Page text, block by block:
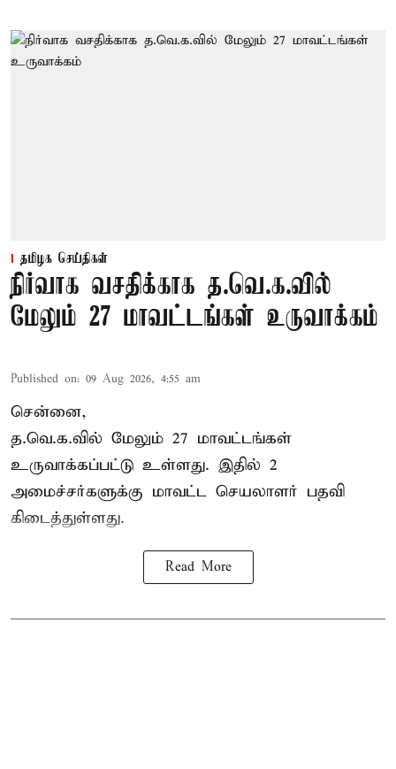
தமிழக செய்திகள்
நிர்வாக வசதிக்காக த.வெ.க.வில்
மேலும் 27 மாவட்டங்கள் உருவாக்கம்
Published on: 09 Aug 2026, 4:55 am
சென்னை,
த.வெ.க.வில் மேலும் 27 மாவட்டங்கள்
உருவாக்கப்பட்டு உள்ளது. இதில் 2
அமைச்சர்களுக்கு மாவட்ட செயலாளர் பதவி
கிடைத்துள்ளது.
Read More